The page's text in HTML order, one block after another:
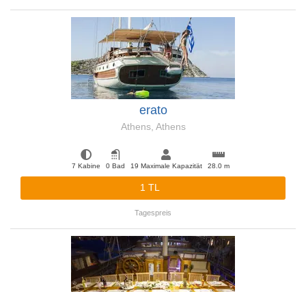
erato
Athens, Athens
7 Kabine 0 Bad 19 Maximale Kapazität 28.0 m
1 TL
Tagespreis